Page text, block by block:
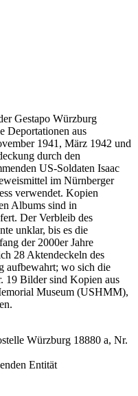
Gestapo Würzburg
Deportationen aus
1941, März 1942 und
durch den
US-Soldaten Isaac
im Nürnberger
verwendet. Kopien
Albums sind in
Der Verbleib des
unklar, bis es die
der 2000er Jahre
28 Aktendeckeln des
aufbewahrt; wo sich die
19 Bilder sind Kopien aus
Museum (USHMM),
Würz­burg 18880 a, Nr.
Entität